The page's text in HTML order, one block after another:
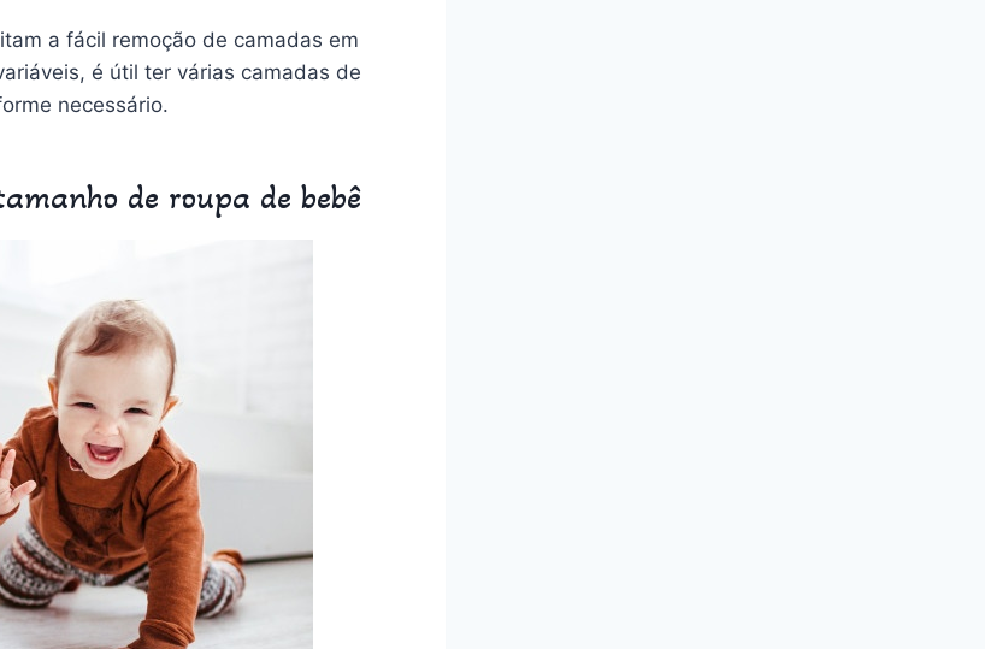
a fácil remoção de camadas em
é útil ter várias camadas de
necessário.
de roupa de bebê